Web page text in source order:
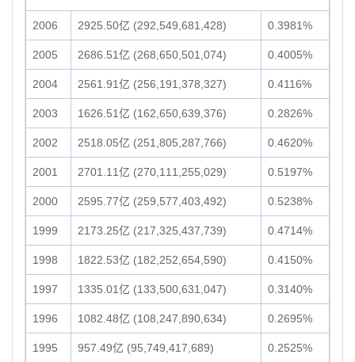
2006 2925.50亿 (292,549,681,428) 0.3981%
2005 2686.51亿 (268,650,501,074) 0.4005%
2004 2561.91亿 (256,191,378,327) 0.4116%
2003 1626.51亿 (162,650,639,376) 0.2826%
2002 2518.05亿 (251,805,287,766) 0.4620%
2001 2701.11亿 (270,111,255,029) 0.5197%
2000 2595.77亿 (259,577,403,492) 0.5238%
1999 2173.25亿 (217,325,437,739) 0.4714%
1998 1822.53亿 (182,252,654,590) 0.4150%
1997 1335.01亿 (133,500,631,047) 0.3140%
1996 1082.48亿 (108,247,890,634) 0.2695%
1995 957.49亿 (95,749,417,689) 0.2525%